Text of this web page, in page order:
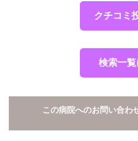
クチコミ
検索一
この病院へのお問い合わ